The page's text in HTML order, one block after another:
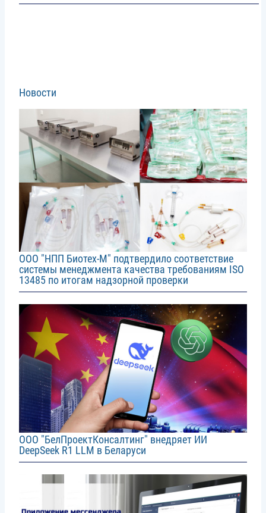
Новости
Image
ООО "НПП Биотех-М" подтвердило соответствие
системы менеджмента качества требованиям ISO
13485 по итогам надзорной проверки
Image
ООО "БелПроектКонсалтинг" внедряет ИИ
DeepSeek R1 LLM в Беларуси